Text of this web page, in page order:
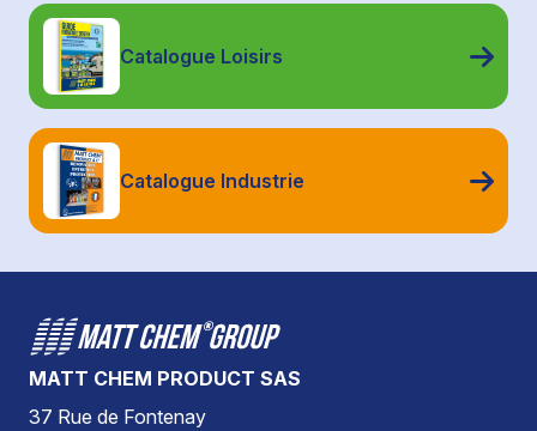
Catalogue Loisirs
Catalogue Industrie
MATT CHEM PRODUCT SAS
37 Rue de Fontenay